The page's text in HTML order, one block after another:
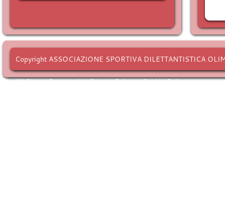
Copyright ASSOCIAZIONE SPORTIVA DILETTANTISTICA
All Rights Reserved. -Privacy Policy-Cookie Policy